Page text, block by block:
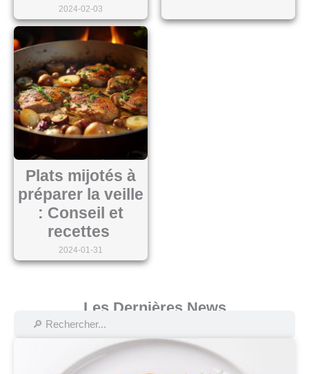
2024-02-03
Plats mijotés à
préparer la veille
: Conseil et
recettes
2024-01-31
Les Dernières News
Rechercher